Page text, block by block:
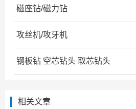
磁座钻/磁力钻
攻丝机/攻牙机
钢板钻 空芯钻头 取芯钻头
相关文章